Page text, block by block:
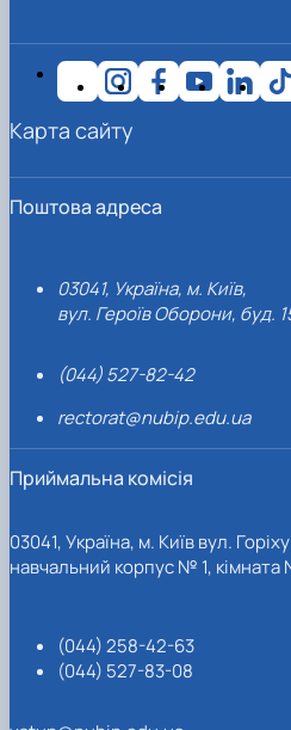
Поштова адреса
03041, Україна, м. Київ,
вул. Героїв Оборони, буд.
(044) 527-82-42
rectorat@nubip.edu.ua
Приймальна комісія
03041, Україна, м. Київ вул.
навчальний корпус № 1, кімната
(044) 258-42-63
(044) 527-83-08
Карта сайту